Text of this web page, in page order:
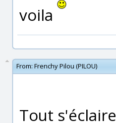
voila
From: Frenchy Pilou (PILOU)
Tout s'éclaire